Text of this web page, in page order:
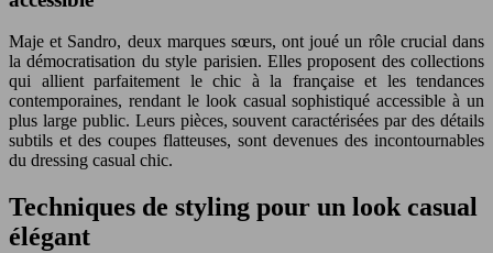
Maje et Sandro, deux marques sœurs, ont joué un rôle crucial dans
la démocratisation du style parisien. Elles proposent des collections
qui allient parfaitement le chic à la française et les tendances
contemporaines, rendant le look casual sophistiqué accessible à un
plus large public. Leurs pièces, souvent caractérisées par des détails
subtils et des coupes flatteuses, sont devenues des incontournables
du dressing casual chic.
Techniques de styling pour un look casual
élégant